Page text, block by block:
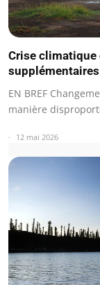
Crise climatique
EN BREF
manière
12 mai 2026